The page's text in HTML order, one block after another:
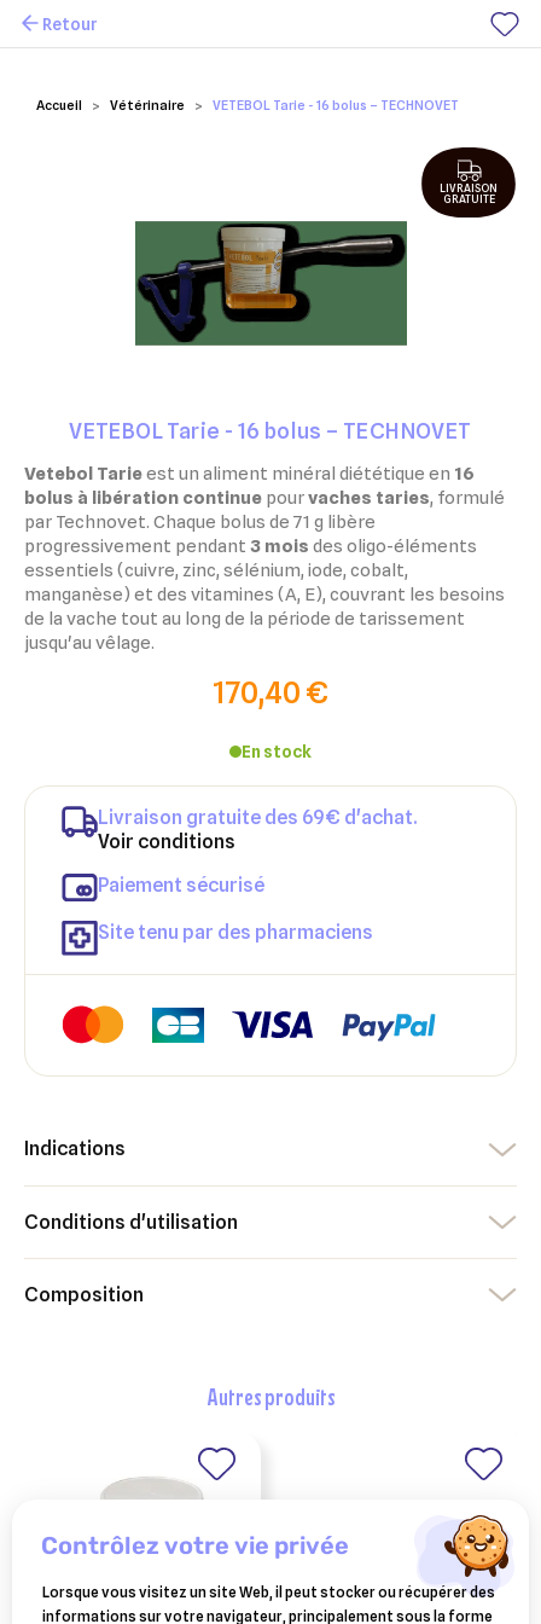
Mes favoris
Accueil Vétérinaire VETEBOL Tarie - 16 bolus – TECHNOVET
Retour
VETEBOL Tarie - 16 bolus – TECHNOVET
Vetebol Tarieest un aliment minéral diététique en 16
bolus à libération continue pourvaches taries, formulé
par Technovet. Chaque bolus de 71 g libère
progressivement pendant 3 mois des oligo-éléments
essentiels (cuivre, zinc, sélénium, iode, cobalt,
manganèse) et des vitamines (A, E), couvrant les besoins
de la vache tout au long de la période de tarissement
jusqu'au vêlage.
170,40 €
En stock
Livraison gratuite des 69€ d'achat.
Voir conditions
Paiement sécurisé
Site tenu par des pharmaciens
LIVRAISON
GRATUITE
Indications
Conditions d'utilisation
Composition
autres produits
Créer une liste d'envies
Nom de la liste d'envies
Annuler Créer une liste d'envies
Connexion
Vous devez être connecté pour ajouter des produits à votre
liste d'envies.
Annuler
contrôlez votre vie privée
Lorsque vous visitez un site Web, il peut stocker ou récupérer des
informations sur votre navigateur, principalement sous la forme